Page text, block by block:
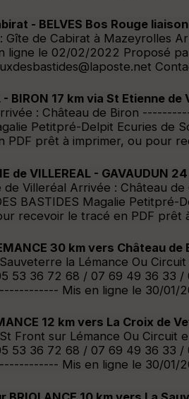
- BELVES Bos Rouge
Gîte de Cabirat à
le 02/02/2022 Proposé par
- BIRON 17 km via St Etienne
: Château de Biron
Petitpré-Delpit Ecuries de
PDF prêt à imprimer, ou pour
de VILLEREAL - GAVAUDUN
de Villeréal Arrivée :
BASTIDES Magalie
recevoir le tracé en PDF prêt
30 km vers Château
la Lémance Ou
53 36 72 68 / 07 69 49 36
Mis en ligne le 30/01/
12 km vers La Croix de
Front sur Lémance Ou Circuit
53 36 72 68 / 07 69 49 36
Mis en ligne le 30/01/